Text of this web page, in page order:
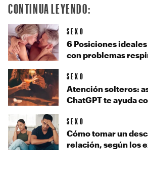
CONTINUA LEYENDO:
SEXO
6 Posiciones
con problemas
SEXO
Atención solteros:
ChatGPT te ayuda
SEXO
Cómo tomar un
relación, según los